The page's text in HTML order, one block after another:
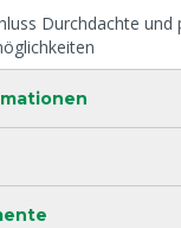
Durchdachte und